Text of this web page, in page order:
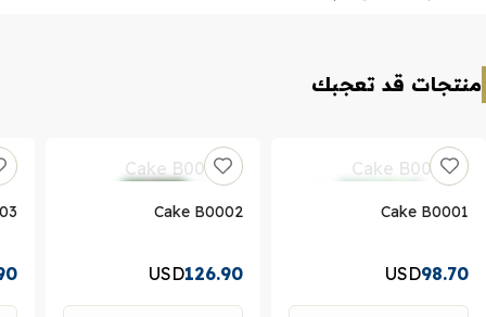
منتجات قد تعجبك
Cake B0001
98.70
USD
Cake B0002
126.90
USD